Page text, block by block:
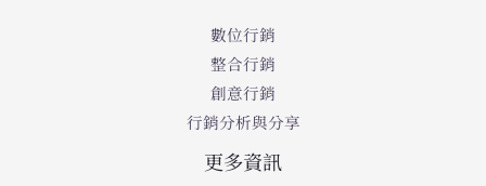
數位行銷
整合行銷
創意行銷
行銷分析與分享
更多資訊